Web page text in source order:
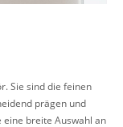
Sie sind die feinen
prägen und
breite Auswahl an